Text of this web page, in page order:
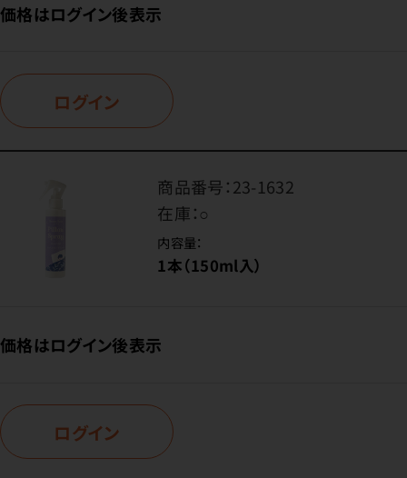
価格はログイン後表示
ログイン
商品番号：23-1632
在庫：○
内容量：
1本（150ml入）
価格はログイン後表示
ログイン